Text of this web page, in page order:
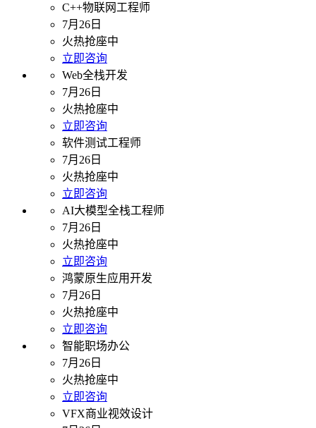
C++物联网工程师
7月26日
火热抢座中
立即咨询
Web全栈开发
7月26日
火热抢座中
立即咨询
软件测试工程师
7月26日
火热抢座中
立即咨询
AI大模型全栈工程师
7月26日
火热抢座中
立即咨询
鸿蒙原生应用开发
7月26日
火热抢座中
立即咨询
智能职场办公
7月26日
火热抢座中
立即咨询
VFX商业视效设计